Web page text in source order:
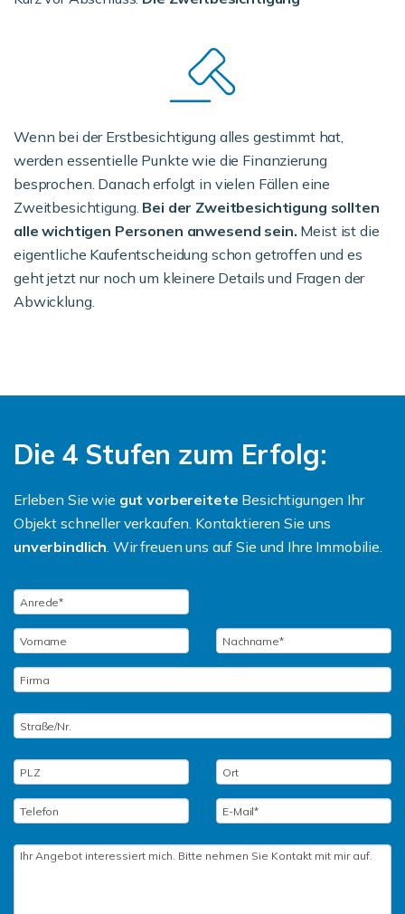
Wenn bei der Erstbesichtigung alles gestimmt hat,
werden essentielle Punkte wie die Finanzierung
besprochen. Danach erfolgt in vielen Fällen eine
Zweitbesichtigung. Bei der Zweitbesichtigung sollten
alle wichtigen Personen anwesend sein. Meist ist die
eigentliche Kaufentscheidung schon getroffen und es
geht jetzt nur noch um kleinere Details und Fragen der
Abwicklung.
Die 4 Stufen zum Erfolg:
Erleben Sie wie gut vorbereitete Besichtigungen Ihr
Objekt schneller verkaufen. Kontaktieren Sie uns
unverbindlich. Wir freuen uns auf Sie und Ihre Immobilie.